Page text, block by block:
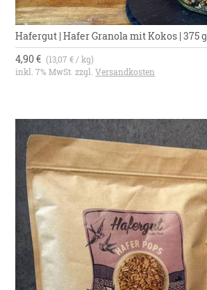
Hafergut | Hafer Granola mit Kokos | 375 g
4,90 € (13,07 € / kg)
inkl. 7% MwSt. zzgl.Versandkosten